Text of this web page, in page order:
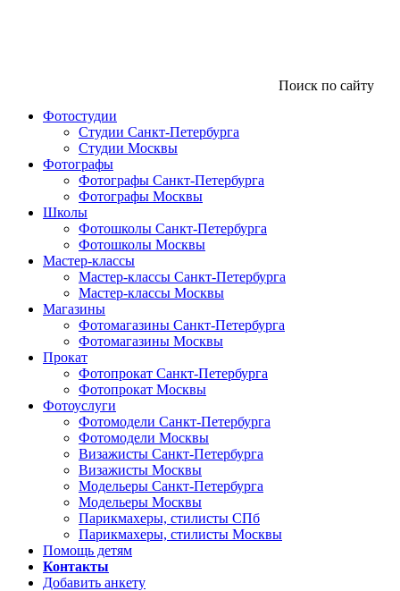
Поиск по сайту
Фотостудии
Студии Санкт-Петербурга
Студии Москвы
Фотографы
Фотографы Санкт-Петербурга
Фотографы Москвы
Школы
Фотошколы Санкт-Петербурга
Фотошколы Москвы
Мастер-классы
Мастер-классы Санкт-Петербурга
Мастер-классы Москвы
Магазины
Фотомагазины Санкт-Петербурга
Фотомагазины Москвы
Прокат
Фотопрокат Санкт-Петербурга
Фотопрокат Москвы
Фотоуслуги
Фотомодели Санкт-Петербурга
Фотомодели Москвы
Визажисты Санкт-Петербурга
Визажисты Москвы
Модельеры Санкт-Петербурга
Модельеры Москвы
Парикмахеры, стилисты СПб
Парикмахеры, стилисты Москвы
Помощь детям
Контакты
Добавить анкету